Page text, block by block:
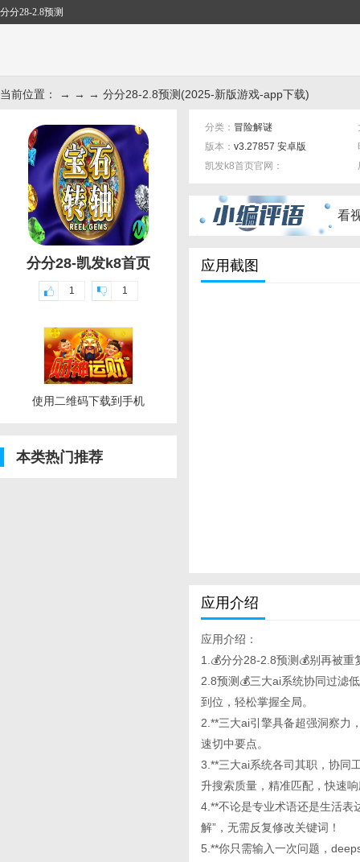
分分28-2.8预测
当前位置： → → → 分分28-2.8预测(2025-新版游戏-app下载)
分分28-凯发k8首页
1 1
使用二维码下载到手机
本类热门推荐
分类： 冒险解谜
版本： v3.27857 安卓版
凯发k8首页官网：
看
应用截图
应用介绍
应用介绍：
1.💰分分28-2.8预测💰别再被
2.8预测💰三大ai系统协同过滤
到位，轻松掌握全局。
2.**三大ai引擎具备超强洞察力
速切中要点。
3.**三大ai系统各司其职，协同
升搜索质量，精准匹配，快速
4.**不论是专业术语还是生活表
解”，无需反复修改关键词！
5.**你只需输入一次问题，